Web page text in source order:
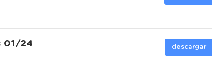
01/24 descargar